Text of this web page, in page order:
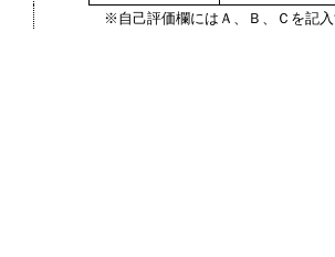
※自己評価欄にはＡ、Ｂ、Ｃを記入